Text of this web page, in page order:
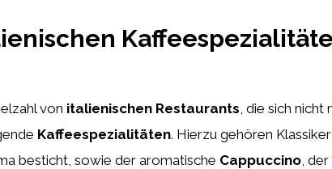
von italienischen Restaurants , die sich
Kaffeespezialitäten. Hierzu gehören
besticht, sowie der aromatische Cappuccino ,